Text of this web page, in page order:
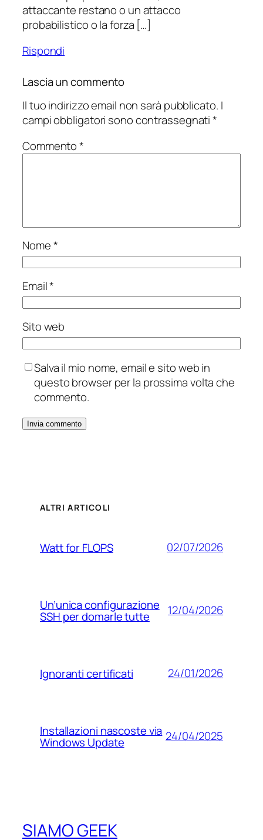
attaccante restano o un attacco
probabilistico o la forza […]
Rispondi
Lascia un commento
Il tuo indirizzo email non sarà pubblicato. I
campi obbligatori sono contrassegnati*
Commento*
Nome*
Email*
Sito web
Salva il mio nome, email e sito web in
questo browser per la prossima volta che
commento.
ALTRI ARTICOLI
Watt for FLOPS 02/07/2026
Un’unica configurazione
SSH per domarle tutte 12/04/2026
Ignoranti certificati 24/01/2026
Installazioni nascoste via
Windows Update 24/04/2025
SIAMO GEEK